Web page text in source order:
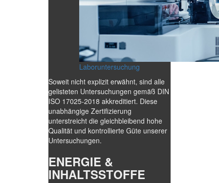
Laboruntersuchung
Soweit nicht explizit erwähnt, sind alle
gelisteten Untersuchungen gemäß DIN
ISO 17025-2018 akkreditiert. Diese
unabhängige Zertifizierung
unterstreicht die gleichbleibend hohe
Qualität und kontrollierte Güte unserer
Untersuchungen.
ENERGIE &
INHALTSSTOFFE